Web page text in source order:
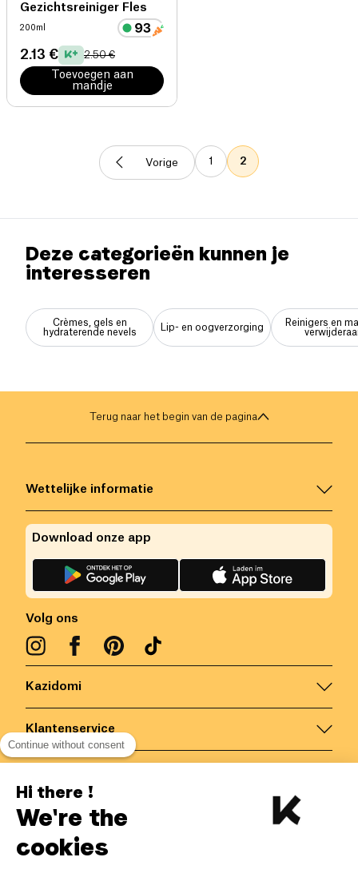
Gezichtsreiniger Fles
200ml
2.13 € 2.50 €
Toevoegen aan
mandje
Vorige 1 2
Deze categorieën kunnen je
interesseren
Crèmes, gels en
hydraterende nevels
Lip- en oogverzorging
Reinigers en
Terug naar het begin van de pagina
Kazidomi
Klantenservice
Wettelijke informatie
Volg ons
Download onze app
België/NL
Continue without consent
Hi there !
We're the
cookies